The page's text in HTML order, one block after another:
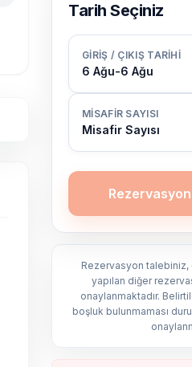
Tarih Seçiniz
GIRIŞ / ÇIKIŞ TARIHI
6 Ağu-6 Ağu
MISAFIR SAYISI
Misafir Sayısı
Rezervasyon talebiniz,
yapılan diğer
onaylanmaktadır.
boşluk bulunmaması